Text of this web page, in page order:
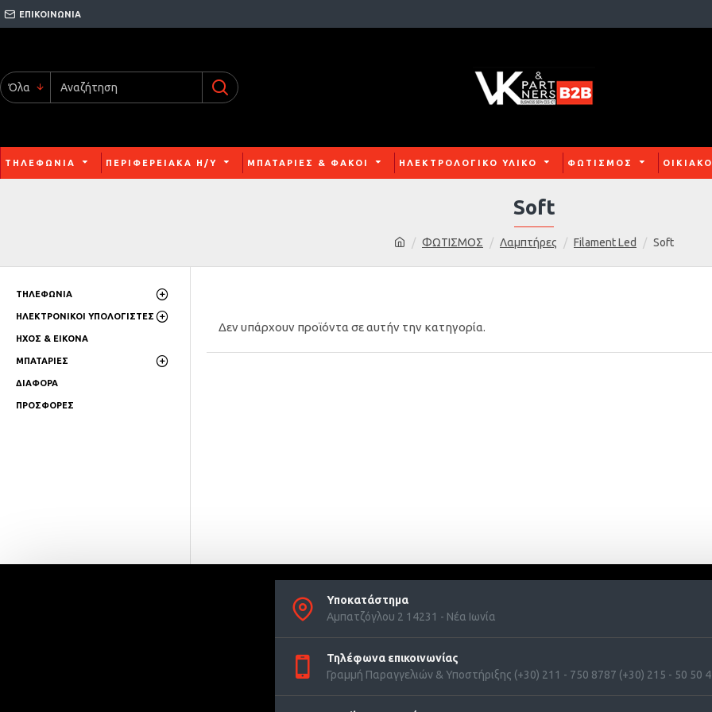
ΕΠΙΚΟΙΝΩΝΙΑ
Όλα
ΤΗΛΕΦΩΝΙΑ ΠΕΡΙΦΕΡΕΙΑΚΑ Η/Υ ΜΠΑΤΑΡΙΕΣ & ΦΑΚΟΙ ΗΛΕΚΤΡΟΛΟΓΙΚΟ ΥΛΙΚΟ ΦΩΤΙΣΜΟΣ
ΦΩΤΙΣΜΟΣ Λαμπτήρες Filament Led Soft
Soft
ΤΗΛΕΦΩΝΙΑ
ΗΛΕΚΤΡΟΝΙΚΟΙ ΥΠΟΛΟΓΙΣΤΕΣ
ΗΧΟΣ & ΕΙΚΟΝΑ
ΜΠΑΤΑΡΙΕΣ
ΔΙΑΦΟΡΑ
ΠΡΟΣΦΟΡΕΣ
Δεν υπάρχουν προϊόντα σε αυτήν την κατηγορία.
Υποκατάστημα
Αμπατζόγλου 2 14231 - Νέα Ιωνία
Τηλέφωνα επικοινωνίας
Γραμμή Παραγγελιών & Υποστήριξης (+30) 211 - 750 8787 (+30) 215 - 50 50